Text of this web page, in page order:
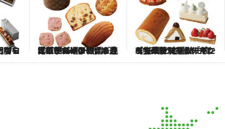
2026.2.4
【アサコイワヤナギ焼き菓子15選】自信作“パネットーネ”は通年の手みやげに！ 「ここだけの味」も充実したコーナーはまさにパラダイス 2026.2.4
【生菓子12選】「ケーキは特別なものだから」ショートケーキにシュークリーム、モンブラン…“定番ケーキ”を贈って一緒に食べる幸せ